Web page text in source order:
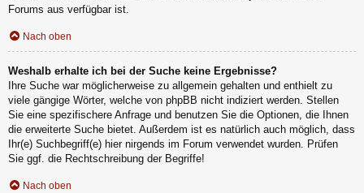
Forums aus verfügbar ist.
Nach oben
Weshalb erhalte ich bei der Suche keine Ergebnisse?
Ihre Suche war möglicherweise zu allgemein gehalten und enthielt zu
viele gängige Wörter, welche von phpBB nicht indiziert werden. Stellen
Sie eine spezifischere Anfrage und benutzen Sie die Optionen, die Ihnen
die erweiterte Suche bietet. Außerdem ist es natürlich auch möglich, dass
Ihr(e) Suchbegriff(e) hier nirgends im Forum verwendet wurden. Prüfen
Sie ggf. die Rechtschreibung der Begriffe!
Nach oben